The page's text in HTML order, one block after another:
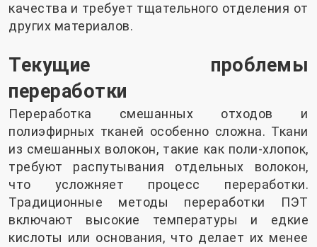
качества и требует тщательного отделения от
других материалов.
Текущие проблемы
переработки
Переработка смешанных отходов и
полиэфирных тканей особенно сложна. Ткани
из смешанных волокон, такие как поли-хлопок,
требуют распутывания отдельных волокон,
что усложняет процесс переработки.
Традиционные методы переработки ПЭТ
включают высокие температуры и едкие
кислоты или основания, что делает их менее